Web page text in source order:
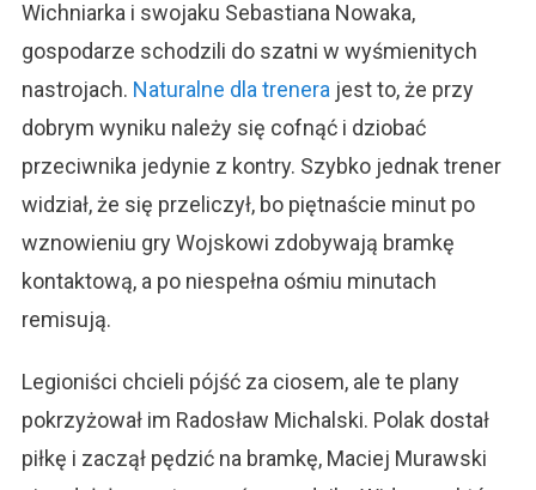
Wichniarka i swojaku Sebastiana Nowaka,
gospodarze schodzili do szatni w wyśmienitych
nastrojach. Naturalne dla trenera jest to, że przy
dobrym wyniku należy się cofnąć i dziobać
przeciwnika jedynie z kontry. Szybko jednak trener
widział, że się przeliczył, bo piętnaście minut po
wznowieniu gry Wojskowi zdobywają bramkę
kontaktową, a po niespełna ośmiu minutach
remisują.
Legioniści chcieli pójść za ciosem, ale te plany
pokrzyżował im Radosław Michalski. Polak dostał
piłkę i zaczął pędzić na bramkę, Maciej Murawski